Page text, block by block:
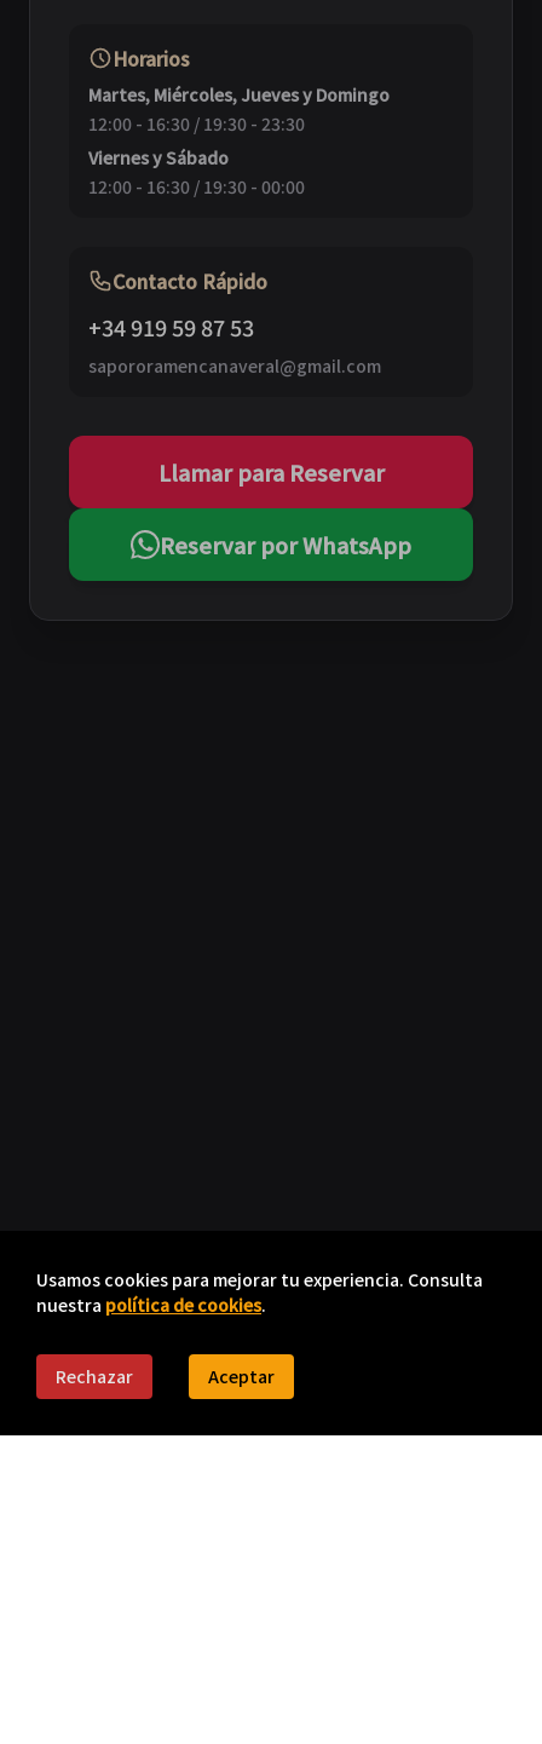
Usamos cookies para mejorar tu experiencia. Consulta
nuestra política de cookies.
Rechazar Aceptar
Horarios
Martes, Miércoles, Jueves y Domingo
12:00 - 16:30 / 19:30 - 23:30
Viernes y Sábado
12:00 - 16:30 / 19:30 - 00:00
Contacto Rápido
+34 919 59 87 53
sapororamencanaveral@gmail.com
Llamar para Reservar
Reservar por WhatsApp